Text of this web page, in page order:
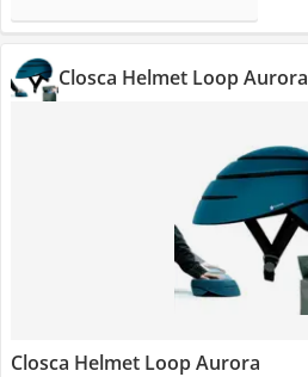
Closca Helmet Loop Aurora
Closca Helmet Loop Aurora